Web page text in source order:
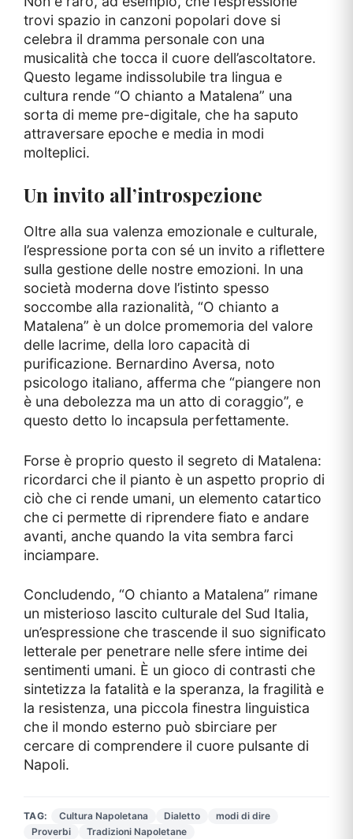
trovi spazio in canzoni popolari dove si
celebra il dramma personale con una
musicalità che tocca il cuore dell’ascoltatore.
Questo legame indissolubile tra lingua e
cultura rende “O chianto a Matalena” una
sorta di meme pre-digitale, che ha saputo
attraversare epoche e media in modi
molteplici.
Un invito all’introspezione
Oltre alla sua valenza emozionale e culturale,
l’espressione porta con sé un invito a riflettere
sulla gestione delle nostre emozioni. In una
società moderna dove l’istinto spesso
soccombe alla razionalità, “O chianto a
Matalena” è un dolce promemoria del valore
delle lacrime, della loro capacità di
purificazione. Bernardino Aversa, noto
psicologo italiano, afferma che “piangere non
è una debolezza ma un atto di coraggio”, e
questo detto lo incapsula perfettamente.
Forse è proprio questo il segreto di Matalena:
ricordarci che il pianto è un aspetto proprio di
ciò che ci rende umani, un elemento catartico
che ci permette di riprendere fiato e andare
avanti, anche quando la vita sembra farci
inciampare.
Concludendo, “O chianto a Matalena” rimane
un misterioso lascito culturale del Sud Italia,
un’espressione che trascende il suo significato
letterale per penetrare nelle sfere intime dei
sentimenti umani. È un gioco di contrasti che
sintetizza la fatalità e la speranza, la fragilità e
la resistenza, una piccola finestra linguistica
che il mondo esterno può sbirciare per
cercare di comprendere il cuore pulsante di
Napoli.
TAG: Cultura Napoletana Dialetto
modi di dire
Proverbi
Tradizioni Napoletane